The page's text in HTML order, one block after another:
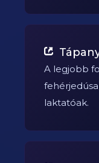
A legjobb
laktatóak.